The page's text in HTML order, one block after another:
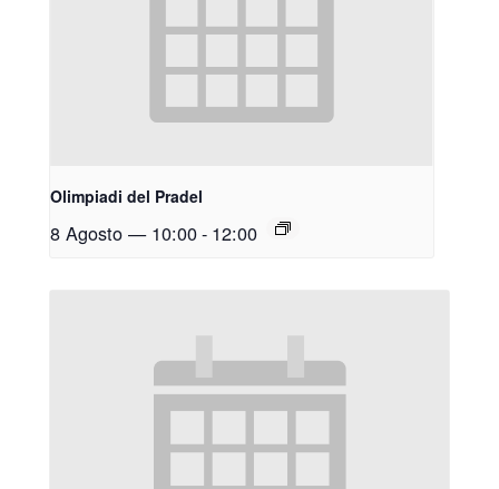
Olimpiadi del Pradel
8 Agosto — 10:00- 12:00